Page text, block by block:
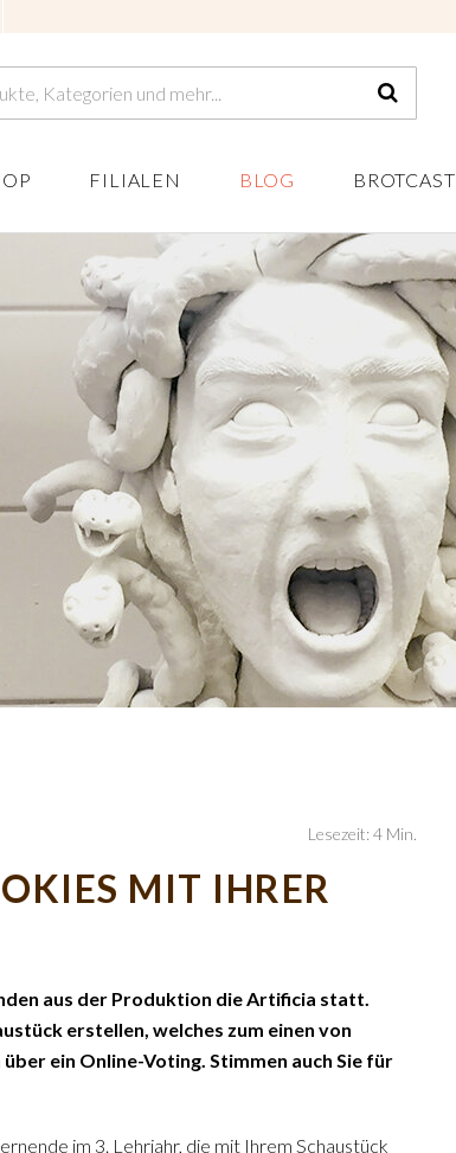
FILIALEN BLOG BROTCAST
Lesezeit: 4 Min.
MIT IHRER
aus der Produktion die Artificia statt.
erstellen, welches zum einen von
ein Online-Voting. Stimmen auch Sie für
im 3. Lehrjahr, die mit Ihrem Schaustück